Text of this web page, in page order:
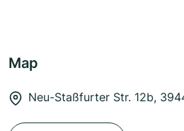
Map
Neu-Staßfurter Str. 12b,